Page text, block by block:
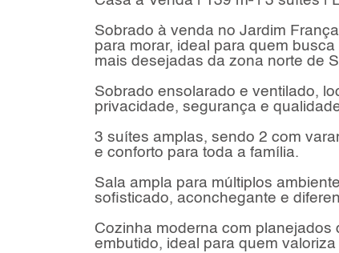
Sobrado à venda no Jardim
para morar, ideal para quem
mais desejadas da zona norte de
Sobrado ensolarado e ventilado,
privacidade, segurança e
3 suítes amplas, sendo 2 com
e conforto para toda a família.
Sala ampla para múltiplos
sofisticado, aconchegante e
Cozinha moderna com planejados
embutido, ideal para quem